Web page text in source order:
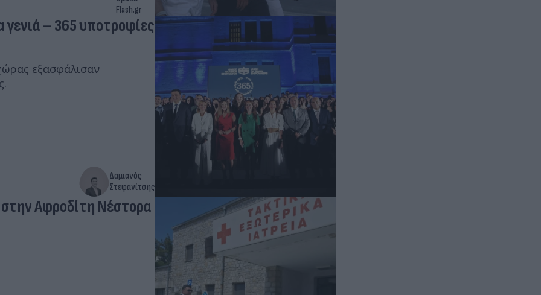
Flash.gr
γενιά – 365 υποτροφίες
εξασφάλισαν
Δαμιανός
Στεφανίτσης
Αφροδίτη Νέστορα